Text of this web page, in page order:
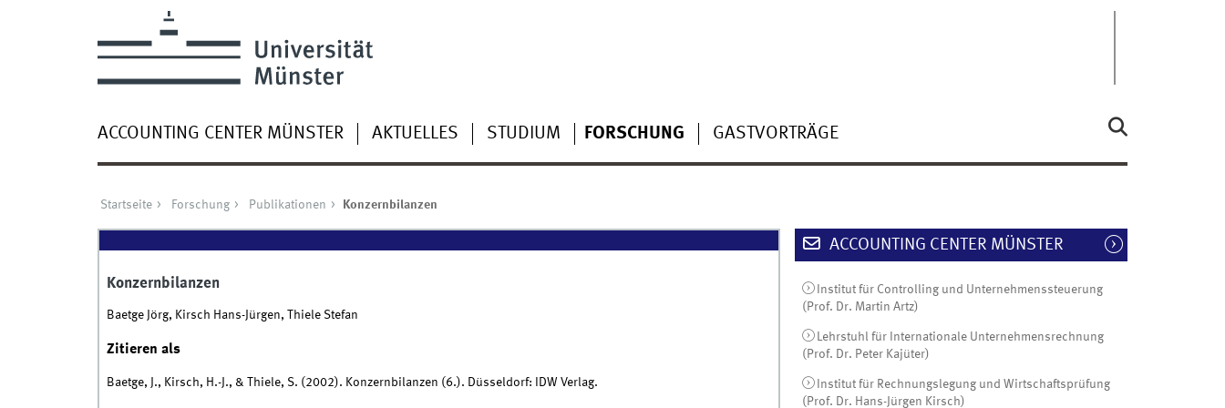
ACCOUNTING CENTER MÜNSTER AKTUELLES STUDIUM FORSCHUNG GASTVORTRÄGE
Startseite Forschung Publikationen Konzernbilanzen
Konzernbilanzen
Baetge Jörg, Kirsch Hans-Jürgen, Thiele Stefan
Zitieren als
Baetge, J., Kirsch, H.-J., & Thiele, S. (2002). Konzernbilanzen (6.). Düsseldorf: IDW Verlag.
ACCOUNTING CENTER MÜNSTER
Institut für Controlling und Unternehmenssteuerung
(Prof. Dr. Martin Artz)
Lehrstuhl für Internationale Unternehmensrechnung
(Prof. Dr. Peter Kajüter)
Institut für Rechnungslegung und Wirtschaftsprüfung
(Prof. Dr. Hans-Jürgen Kirsch)